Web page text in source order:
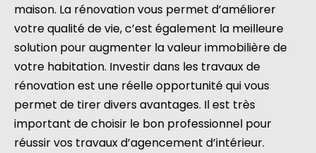
maison. La rénovation vous permet d’améliorer
votre qualité de vie, c’est également la meilleure
solution pour augmenter la valeur immobilière de
votre habitation. Investir dans les travaux de
rénovation est une réelle opportunité qui vous
permet de tirer divers avantages. Il est très
important de choisir le bon professionnel pour
réussir vos travaux d’agencement d’intérieur.